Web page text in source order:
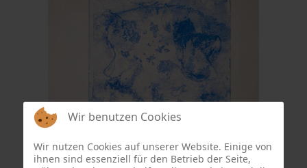
Wir benutzen Cookies
Wir nutzen Cookies auf unserer Website. Einige von
ihnen sind essenziell für den Betrieb der Seite,